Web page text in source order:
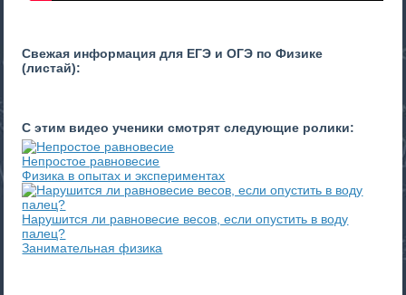
Свежая информация для ЕГЭ и ОГЭ по Физике
(листай):
С этим видео ученики смотрят следующие ролики:
Непростое равновесие
Физика в опытах и экспериментах
Нарушится ли равновесие весов, если опустить в воду
палец?
Занимательная физика